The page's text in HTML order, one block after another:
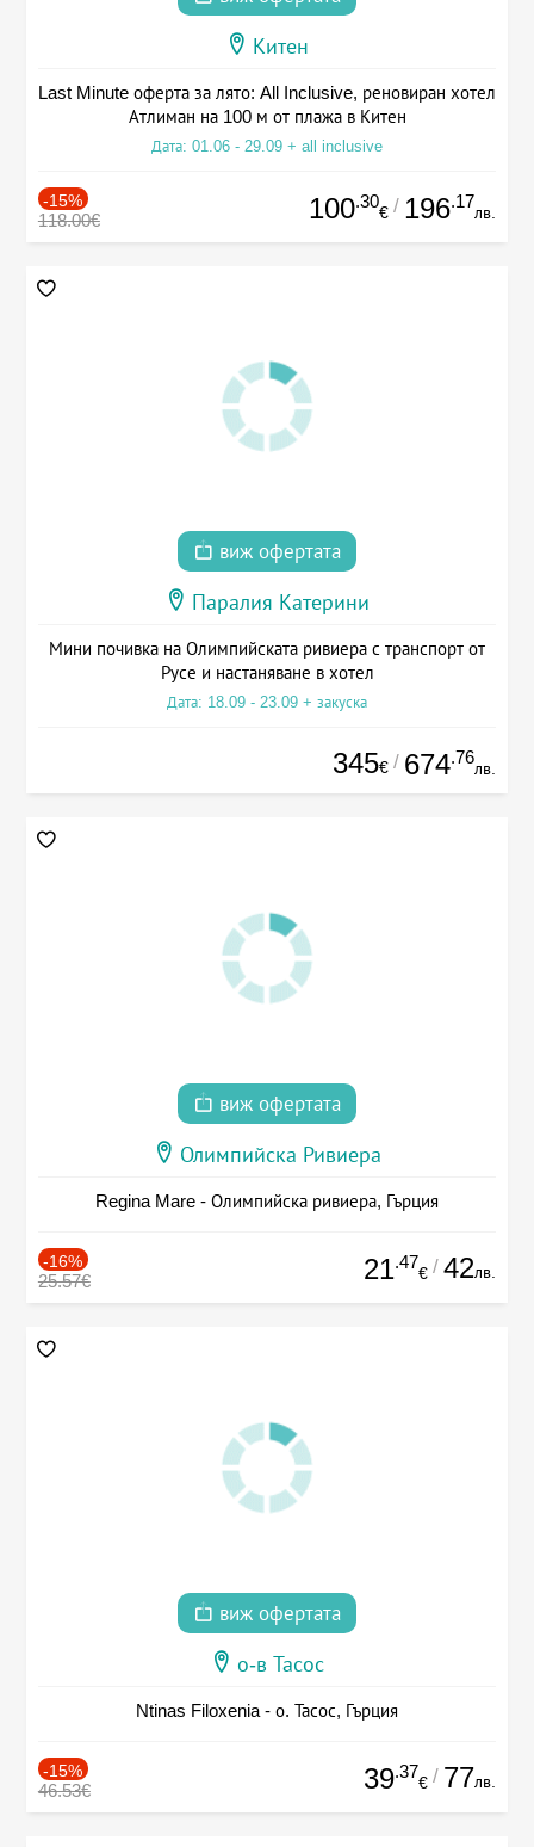
Китен
Last Minute оферта за лято: All Inclusive, реновиран хотел
Атлиман на 100 м от плажа в Китен
Дата: 01.06 - 29.09 + all inclusive
-15%
118.00€ 100.30
€ / 196.17
лв.
виж офертата
Паралия Катерини
Мини почивка на Олимпийската ривиера с транспорт от
Русе и настаняване в хотел
Дата: 18.09 - 23.09 + закуска
345€ / 674.76
лв.
виж офертата
Олимпийска Ривиера
Regina Mare - Олимпийска ривиера, Гърция
-16%
25.57€ 21.47
€ / 42лв.
виж офертата
о-в Тасос
Ntinas Filoxenia - о. Тасос, Гърция
-15%
46.53€ 39.37
€ / 77лв.